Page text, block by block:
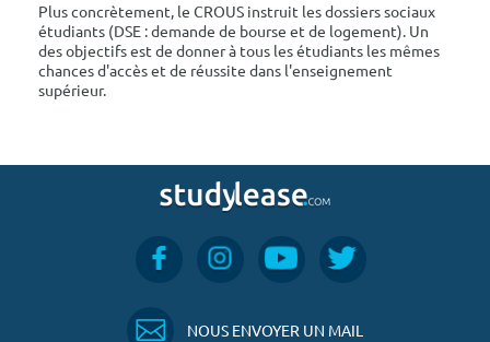
Plus concrètement, le CROUS instruit les dossiers sociaux
étudiants (DSE : demande de bourse et de logement). Un
des objectifs est de donner à tous les étudiants les mêmes
chances d'accès et de réussite dans l'enseignement
supérieur.
NOUS ENVOYER UN MAIL